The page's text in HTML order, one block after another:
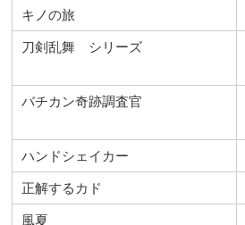
キノの旅
刀剣乱舞 シリーズ
バチカン奇跡調査官
ハンドシェイカー
正解するカド
風夏